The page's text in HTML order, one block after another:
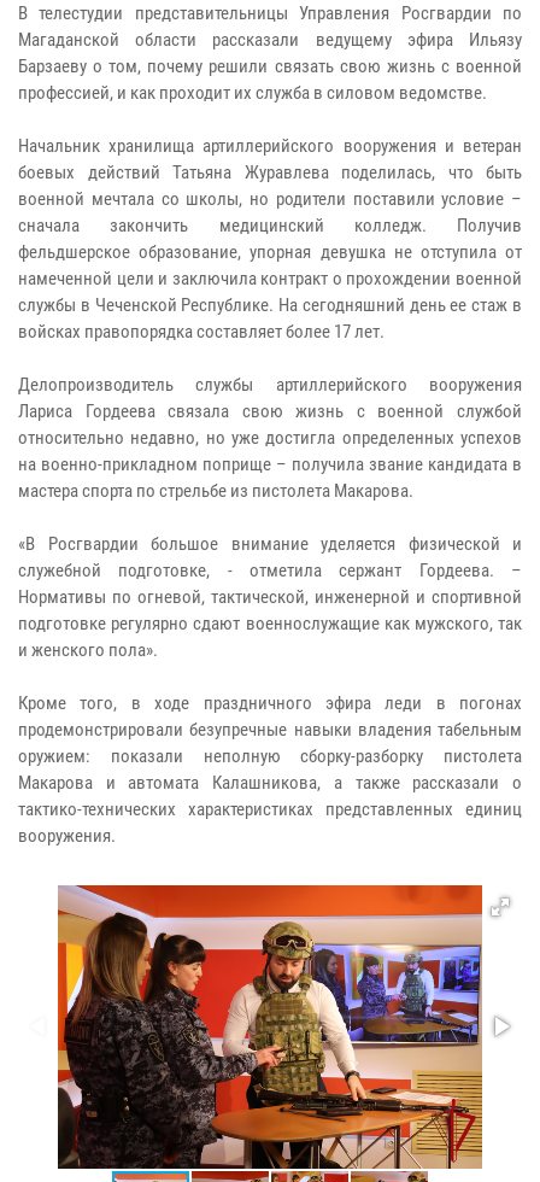
В телестудии представительницы Управления Росгвардии по
Магаданской области рассказали ведущему эфира Ильязу
Барзаеву о том, почему решили связать свою жизнь с военной
профессией, и как проходит их служба в силовом ведомстве.
Начальник хранилища артиллерийского вооружения и ветеран
боевых действий Татьяна Журавлева поделилась, что быть
военной мечтала со школы, но родители поставили условие –
сначала закончить медицинский колледж. Получив
фельдшерское образование, упорная девушка не отступила от
намеченной цели и заключила контракт о прохождении военной
службы в Чеченской Республике. На сегодняшний день ее стаж в
войсках правопорядка составляет более 17 лет.
Делопроизводитель службы артиллерийского вооружения
Лариса Гордеева связала свою жизнь с военной службой
относительно недавно, но уже достигла определенных успехов
на военно-прикладном поприще – получила звание кандидата в
мастера спорта по стрельбе из пистолета Макарова.
«В Росгвардии большое внимание уделяется физической и
служебной подготовке, - отметила сержант Гордеева. –
Нормативы по огневой, тактической, инженерной и спортивной
подготовке регулярно сдают военнослужащие как мужского, так
и женского пола».
Кроме того, в ходе праздничного эфира леди в погонах
продемонстрировали безупречные навыки владения табельным
оружием: показали неполную сборку-разборку пистолета
Макарова и автомата Калашникова, а также рассказали о
тактико-технических характеристиках представленных единиц
вооружения.